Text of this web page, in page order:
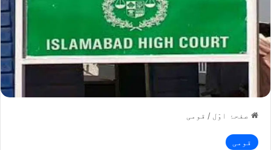
صفحۂ اوّل / قومی
قومی